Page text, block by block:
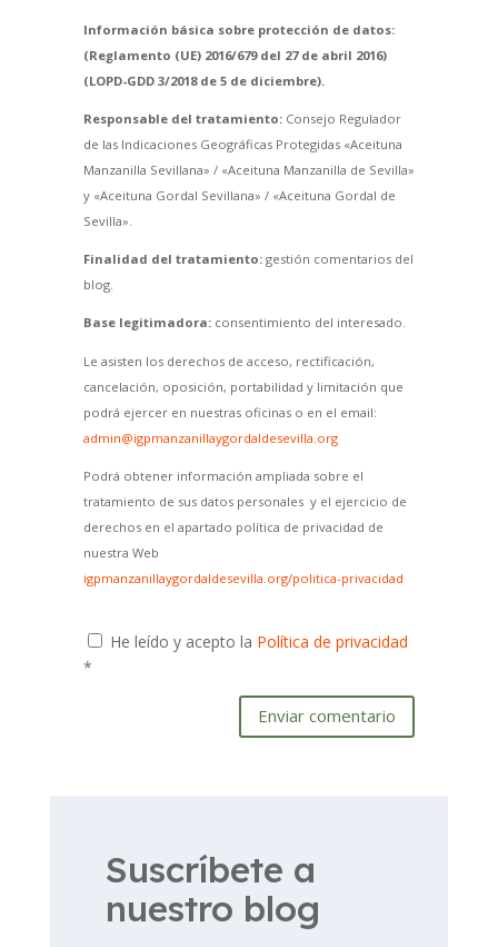
Información básica sobre protección de datos:
(Reglamento (UE) 2016/679 del 27 de abril 2016)
(LOPD-GDD 3/2018 de 5 de diciembre).
Responsable del tratamiento:Consejo Regulador
de las Indicaciones Geográficas Protegidas «Aceituna
Manzanilla Sevillana» / «Aceituna Manzanilla de Sevilla»
y «Aceituna Gordal Sevillana» / «Aceituna Gordal de
Sevilla».
Finalidad del tratamiento:gestión comentarios del
blog.
Base legitimadora:consentimiento del interesado.
Le asisten los derechos de acceso, rectificación,
cancelación, oposición, portabilidad y limitación que
podrá ejercer en nuestras oficinas o en el email:
admin@igpmanzanillaygordaldesevilla.org
Podrá obtener información ampliada sobre el
tratamiento de sus datos personales y el ejercicio de
derechos en el apartado política de privacidad de
nuestra Web
igpmanzanillaygordaldesevilla.org/politica-privacidad
He leído y acepto la Política de privacidad
*
Enviar comentario
Suscríbete a
nuestro blog